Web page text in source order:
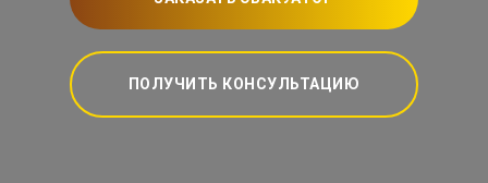
ПОЛУЧИТЬ КОНСУЛЬТАЦИЮ